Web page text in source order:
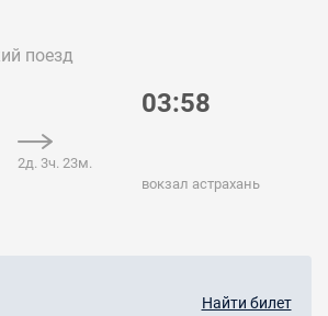
поезд
2д. 3ч. 23м.
03:58
вокзал астрахань
Найти билет